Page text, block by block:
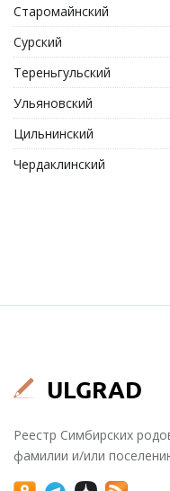
Старомайнский
Сурский
Тереньгульский
Ульяновский
Цильнинский
Чердаклинский
Реестр Симбирских
фамилии и/или